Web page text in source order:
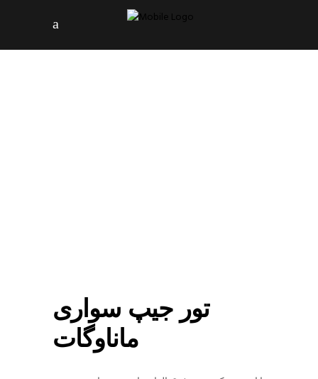
تور جیپ سواری
ماناوگات